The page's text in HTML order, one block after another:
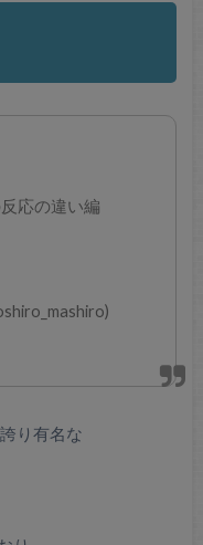
応の違い編
り有名な